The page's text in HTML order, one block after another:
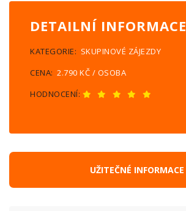
DETAILNÍ INFORMACE
KATEGORIE: SKUPINOVÉ ZÁJEZDY
CENA: 2.790 KČ / OSOBA
HODNOCENÍ:
UŽITEČNÉ INFORMACE